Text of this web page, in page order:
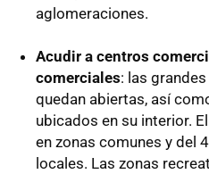
aglomeraciones.
Acudir a centros
comerciales: las
quedan abiertas, así
ubicados en su interior.
en zonas comunes y del
locales. Las zonas